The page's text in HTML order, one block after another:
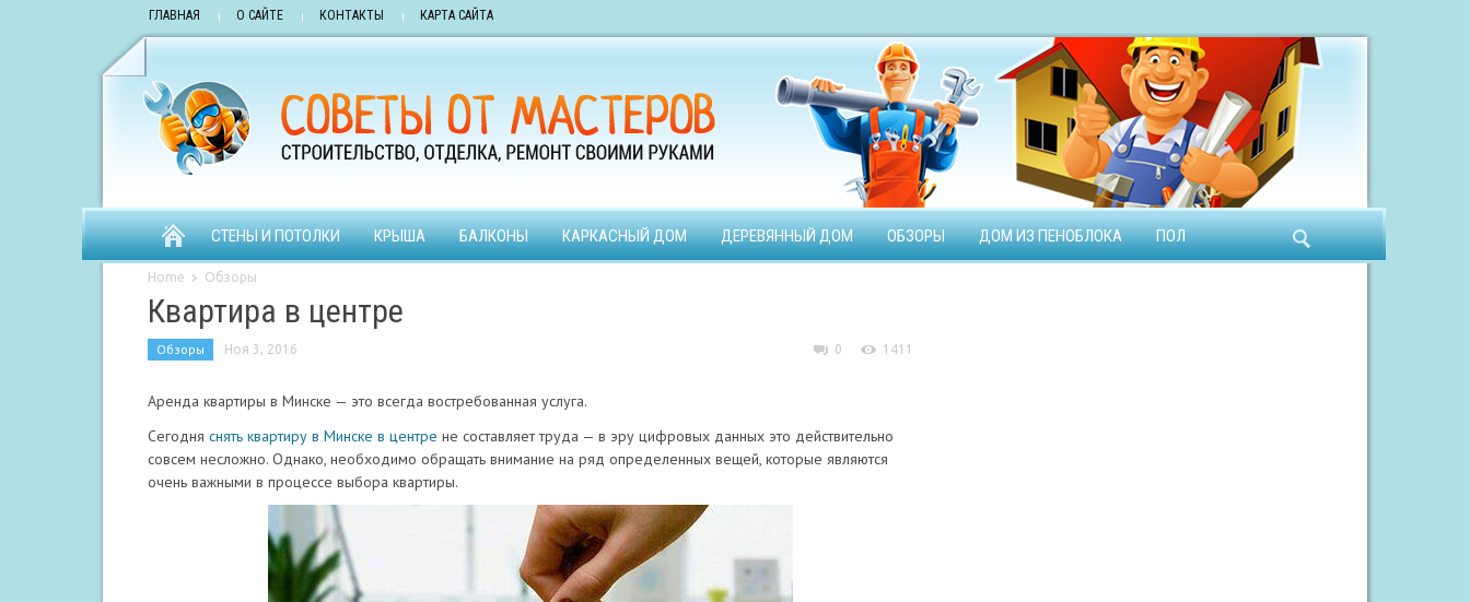
ГЛАВНАЯ О САЙТЕ КОНТАКТЫ КАРТА САЙТА
СТЕНЫ И ПОТОЛКИ КРЫША БАЛКОНЫ КАРКАСНЫЙ ДОМ ДЕРЕВЯННЫЙ ДОМ ОБЗОРЫ ДОМ ИЗ ПЕНОБЛОКА ПОЛ
Home Обзоры
Квартира в центре
Обзоры Ноя 3, 2016 0 1411
Аренда квартиры в Минске — это всегда востребованная услуга.
Сегодня снять квартиру в Минске в центре не составляет труда — в эру цифровых данных это действительно
совсем несложно. Однако, необходимо обращать внимание на ряд определенных вещей, которые являются
очень важными в процессе выбора квартиры.